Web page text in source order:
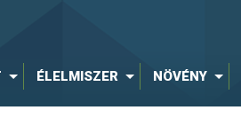
ÉLELMISZER NÖVÉNY